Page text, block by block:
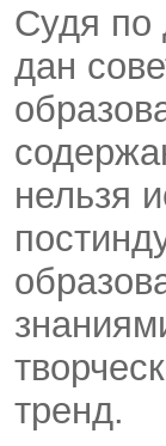
Судя по
дан
нельзя
тренд.